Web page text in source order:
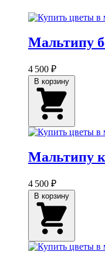
Мальтипу
4 500 ₽
Мальтипу
4 500 ₽